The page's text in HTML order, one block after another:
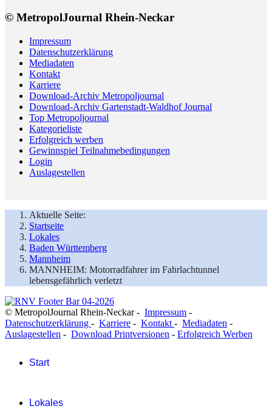
© MetropolJournal Rhein-Neckar
Impressum
Datenschutzerklärung
Mediadaten
Kontakt
Karriere
Download-Archiv Metropoljournal
Download-Archiv Gartenstadt-Waldhof Journal
Top Metropoljournal
Kategorieliste
Erfolgreich werben
Gewinnspiel Teilnahmebedingungen
Login
Auslagestellen
Aktuelle Seite:
Startseite
Lokales
Baden Württemberg
Mannheim
MANNHEIM: Motorradfahrer im Fahrlachtunnel
lebensgefährlich verletzt
© MetropolJournal Rhein-Neckar - Impressum -
Datenschutzerklärung - Karriere - Kontakt - Mediadaten -
Auslagestellen - Download Printversionen - Erfolgreich Werben
Start
Lokales